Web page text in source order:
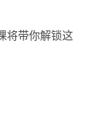
将带你解锁这